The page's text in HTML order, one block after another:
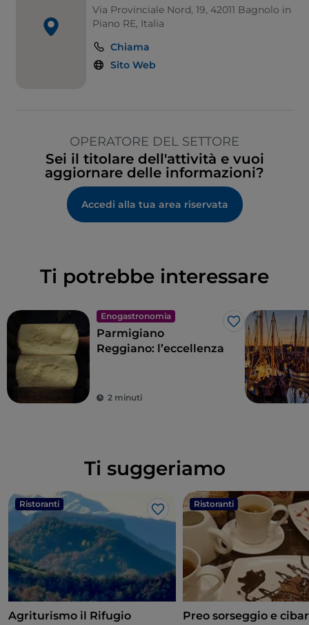
Via Provinciale Nord, 19, 42011 Bagnolo in
Piano RE, Italia
Chiama
Sito Web
OPERATORE DEL SETTORE
Sei il titolare dell'attività e vuoi
aggiornare delle informazioni?
Accedi alla tua area riservata
Ti potrebbe interessare
Enogastronomia
Like
Parmigiano
Reggiano: l’eccellenza
2 minuti
Ti suggeriamo
Ristoranti
Like
Agriturismo il Rifugio
Ristoranti
Preo sorseggio e